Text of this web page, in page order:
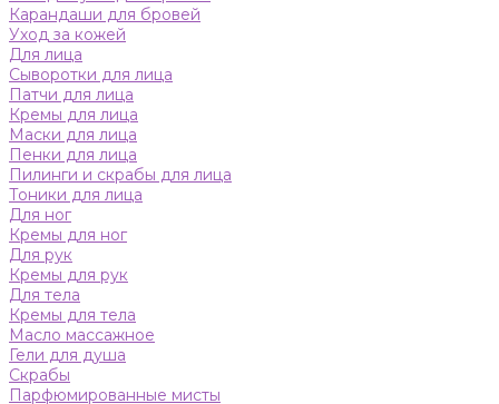
Карандаши для бровей
Уход за кожей
Для лица
Сыворотки для лица
Патчи для лица
Кремы для лица
Маски для лица
Пенки для лица
Пилинги и скрабы для лица
Тоники для лица
Для ног
Кремы для ног
Для рук
Кремы для рук
Для тела
Кремы для тела
Масло массажное
Гели для душа
Скрабы
Парфюмированные мисты